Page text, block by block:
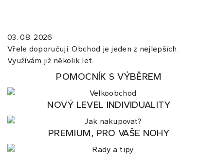
03. 08. 2026
Vřele doporučuji. Obchod je jeden z nejlepších.
Využívám již několik let.
POMOCNÍK S VÝBĚREM
NOVÝ LEVEL INDIVIDUALITY
PREMIUM, PRO VAŠE NOHY